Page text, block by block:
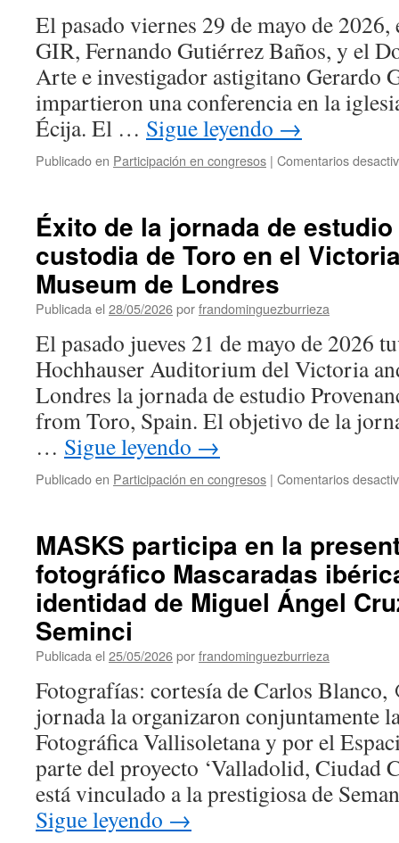
El pasado viernes 29 de mayo de
GIR, Fernando Gutiérrez Baños, y el
Arte e investigador astigitano Gerardo
impartieron una conferencia en la
Écija. El … Sigue leyendo →
Publicado en Participación en congresos | Comentarios
Éxito de la jornada de
custodia de Toro en el
Museum de Londres
Publicada el 28/05/2026porfrandominguezburrieza
El pasado jueves 21 de mayo de 2026
Hochhauser Auditorium del Victoria
Londres la jornada de estudio
from Toro, Spain. El objetivo de la
… Sigue leyendo →
Publicado en Participación en congresos | Comentarios
MASKS participa en la
fotográfico Mascaradas
identidad de Miguel Ángel
Seminci
Publicada el 25/05/2026porfrandominguezburrieza
Fotografías: cortesía de Carlos Blanco,
jornada la organizaron conjuntamente
Fotográfica Vallisoletana y por el
parte del proyecto ‘Valladolid, Ciudad
está vinculado a la prestigiosa de
Sigue leyendo →